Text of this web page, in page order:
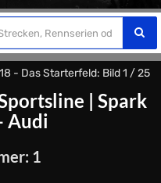
- Das Starterfeld: Bild 1 / 25
| Spark
Audi
1